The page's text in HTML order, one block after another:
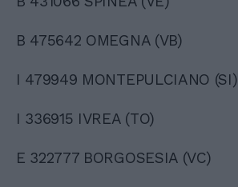
B 475642 OMEGNA (VB)
I 479949 MONTEPULCIANO (SI)
I 336915 IVREA (TO)
E 322777 BORGOSESIA (VC)